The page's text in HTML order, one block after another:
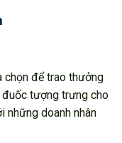
chọn để trao thưởng
tượng trưng cho
những doanh nhân